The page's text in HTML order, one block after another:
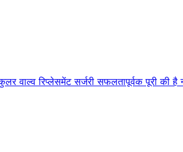
वाल्व रिप्लेसमेंट सर्जरी सफलतापूर्वक पूरी